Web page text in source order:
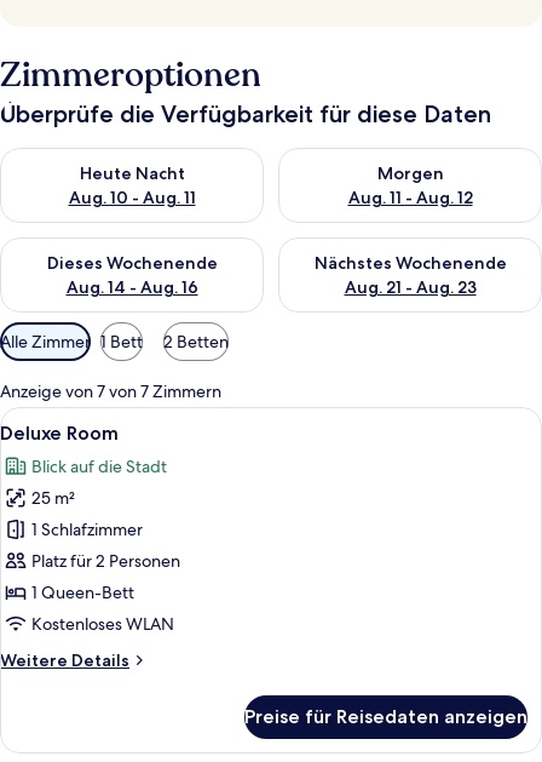
Zimmeroptionen
Überprüfe die Verfügbarkeit für diese Daten
Heute Nacht
Aug. 10 - Aug. 11
Überprüfe die Verfügbarkeit für heute Nacht, Aug. 10 - Aug.
Morgen
Aug. 11 - Aug. 12
Überprüfe die Verfügbarkeit
Dieses Wochenende
Aug. 14 - Aug. 16
Überprüfe die Verfügbarkeit für dieses Wochenende, Aug. 14
Nächstes Wochenende
Aug. 21 - Aug. 23
Überprüfe die Verfügbarkeit
Verfügbare
Filter
für
Zimmer
Alle Zimmer 1 Bett 2 Betten
Anzeige von 7 von 7 Zimmern
Alle
Fotos
für
Deluxe
Room
anzeigen
Ein modernes Hotelzimmer mit
7
Deluxe Room
Blick auf die Stadt
25 m²
1 Schlafzimmer
Platz für 2 Personen
1 Queen-Bett
Kostenloses WLAN
Weitere Details
Weitere
Room
Preise für Reisedaten anzeigen